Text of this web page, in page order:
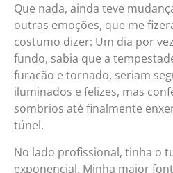
Que nada, ainda teve
outras emoções, que me
costumo dizer: Um dia por
fundo, sabia que a
furacão e tornado, seriam
iluminados e felizes, mas
sombrios até finalmente
túnel.
No lado profissional, tinha o
exponencial. Minha maior